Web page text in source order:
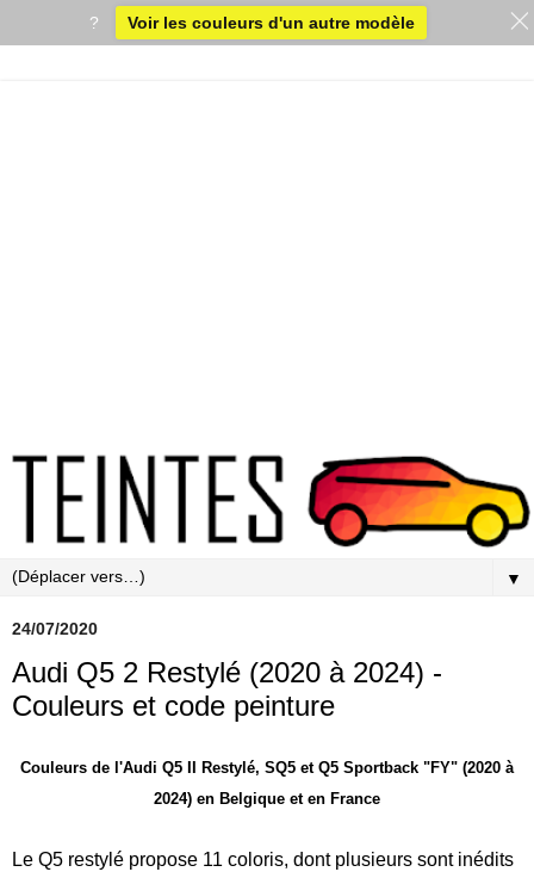
▼
24/07/2020
Audi Q5 2 Restylé (2020 à 2024) -
Couleurs et code peinture
Couleurs de l'Audi Q5 II Restylé, SQ5 et Q5 Sportback "FY" (2020 à
2024) en Belgique et en France
Le Q5 restylé propose 11 coloris, dont plusieurs sont inédits
? Voir les couleurs d'un autre modèle